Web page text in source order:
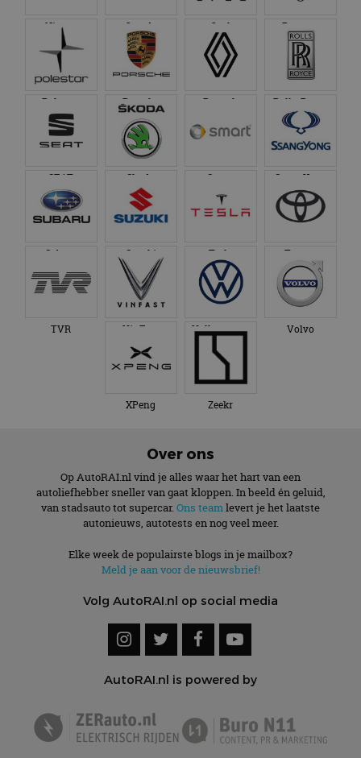
Nissan Omoda Opel Peugeot
Polestar Porsche Renault Rolls-Royce
SEAT Skoda Smart SsangYong
Subaru Suzuki Tesla Toyota
TVR VinFast Volkswagen Volvo
XPeng Zeekr
Over ons
Op AutoRAI.nl vind je alles waar het hart van een
autoliefhebber sneller van gaat kloppen. In beeld én geluid,
van stadsauto tot supercar. Ons teamlevert je het laatste
autonieuws, autotests en nog veel meer.
Elke week de populairste blogs in je mailbox?
Meld je aan voor de nieuwsbrief!
Volg AutoRAI.nl op social media
AutoRAI.nl is powered by